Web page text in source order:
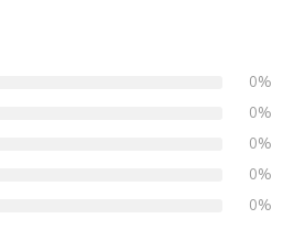
0%
0%
0%
0%
0%